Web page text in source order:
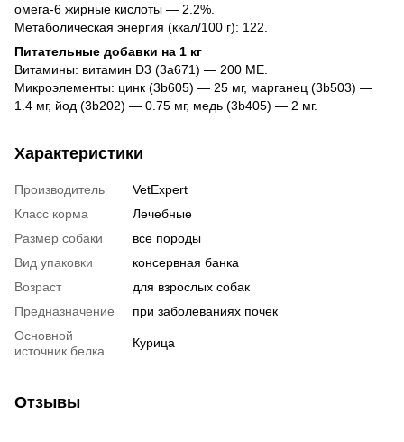
омега-6 жирные кислоты — 2.2%.
Метаболическая энергия (ккал/100 г): 122.
Питательные добавки на 1 кг
Витамины: витамин D3 (3a671) — 200 МЕ.
Микроэлементы: цинк (3b605) — 25 мг, марганец (3b503) —
1.4 мг, йод (3b202) — 0.75 мг, медь (3b405) — 2 мг.
Характеристики
Производитель
VetExpert
Класс корма
Лечебные
Размер собаки
все породы
Вид упаковки
консервная банка
Возраст
для взрослых собак
Предназначение
при заболеваниях почек
Основной
источник белка
Курица
Отзывы